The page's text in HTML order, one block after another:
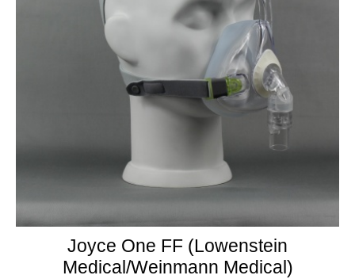
Joyce One FF (Lowenstein
Medical/Weinmann Medical)